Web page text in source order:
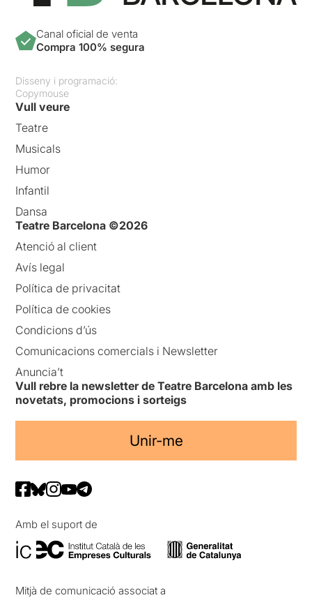
Canal oficial de venta
Compra 100% segura
Disseny i programació:
Copymouse
Vull veure
Teatre
Musicals
Humor
Infantil
Dansa
Teatre Barcelona ©2026
Atenció al client
Avís legal
Política de privacitat
Política de cookies
Condicions d’ús
Comunicacions comercials i Newsletter
Anuncia’t
Vull rebre la newsletter de Teatre Barcelona amb les
novetats, promocions i sorteigs
Unir-me
Amb el suport de
Mitjà de comunicació associat a